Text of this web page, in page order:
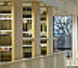
Künste